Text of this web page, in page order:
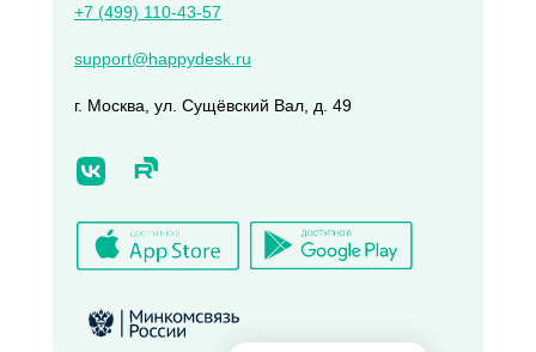
+7 (499) 110-43-57
support@happydesk.ru
г. Москва, ул. Сущёвский Вал, д. 49